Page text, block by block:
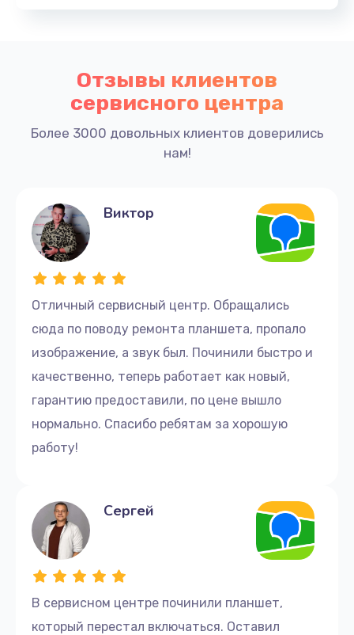
Отзывы клиентов
сервисного центра
Более 3000 довольных клиентов доверились
нам!
Отличный сервисный центр. Обращались
сюда по поводу ремонта планшета, пропало
изображение, а звук был. Починили быстро и
качественно, теперь работает как новый,
гарантию предоставили, по цене вышло
нормально. Спасибо ребятам за хорошую
работу!
Виктор
В сервисном центре починили планшет,
который перестал включаться. Оставил
Сергей